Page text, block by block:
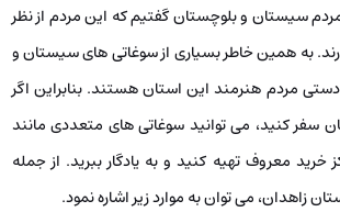
سیستان و بلوچستان گفتیم که این مردم از نظر
به همین خاطر بسیاری از سوغاتی ‌های سیستان و
مردم هنرمند این استان هستند. بنابراین اگر
سفر کنید، می ‌توانید سوغاتی ‌های متعددی مانند
خرید معروف تهیه کنید و به یادگار ببرید. از جمله
زاهدان، می‌ توان به موارد زیر اشاره نمود.